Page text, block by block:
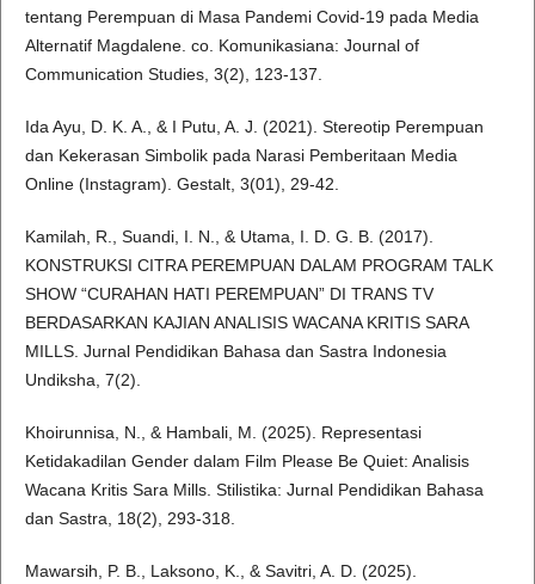
tentang Perempuan di Masa Pandemi Covid-19 pada Media
Alternatif Magdalene. co. Komunikasiana: Journal of
Communication Studies, 3(2), 123-137.
Ida Ayu, D. K. A., & I Putu, A. J. (2021). Stereotip Perempuan
dan Kekerasan Simbolik pada Narasi Pemberitaan Media
Online (Instagram). Gestalt, 3(01), 29-42.
Kamilah, R., Suandi, I. N., & Utama, I. D. G. B. (2017).
KONSTRUKSI CITRA PEREMPUAN DALAM PROGRAM TALK
SHOW “CURAHAN HATI PEREMPUAN” DI TRANS TV
BERDASARKAN KAJIAN ANALISIS WACANA KRITIS SARA
MILLS. Jurnal Pendidikan Bahasa dan Sastra Indonesia
Undiksha, 7(2).
Khoirunnisa, N., & Hambali, M. (2025). Representasi
Ketidakadilan Gender dalam Film Please Be Quiet: Analisis
Wacana Kritis Sara Mills. Stilistika: Jurnal Pendidikan Bahasa
dan Sastra, 18(2), 293-318.
Mawarsih, P. B., Laksono, K., & Savitri, A. D. (2025).